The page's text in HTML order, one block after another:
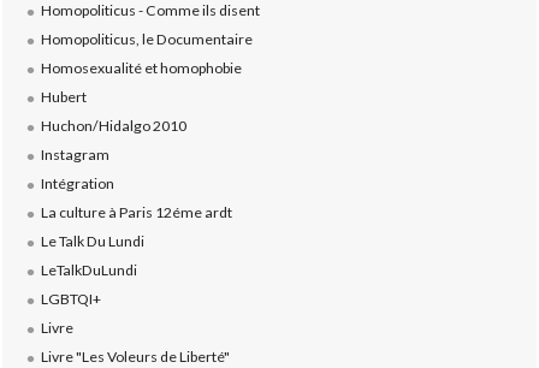
Homopoliticus - Comme ils disent
Homopoliticus, le Documentaire
Homosexualité et homophobie
Hubert
Huchon/Hidalgo 2010
Instagram
Intégration
La culture à Paris 12éme ardt
Le Talk Du Lundi
LeTalkDuLundi
LGBTQI+
Livre
Livre "Les Voleurs de Liberté"